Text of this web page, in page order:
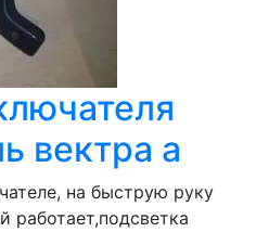
вектра а
на быструю руку
работает,подсветка